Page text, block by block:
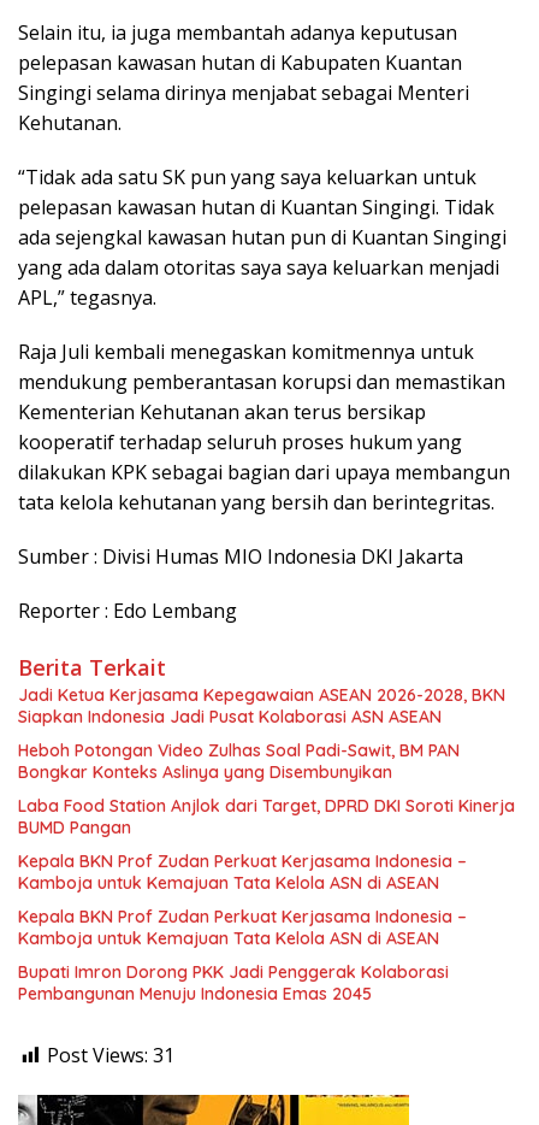
Selain itu, ia juga membantah adanya keputusan
pelepasan kawasan hutan di Kabupaten Kuantan
Singingi selama dirinya menjabat sebagai Menteri
Kehutanan.
“Tidak ada satu SK pun yang saya keluarkan untuk
pelepasan kawasan hutan di Kuantan Singingi. Tidak
ada sejengkal kawasan hutan pun di Kuantan Singingi
yang ada dalam otoritas saya saya keluarkan menjadi
APL,” tegasnya.
Raja Juli kembali menegaskan komitmennya untuk
mendukung pemberantasan korupsi dan memastikan
Kementerian Kehutanan akan terus bersikap
kooperatif terhadap seluruh proses hukum yang
dilakukan KPK sebagai bagian dari upaya membangun
tata kelola kehutanan yang bersih dan berintegritas.
Sumber : Divisi Humas MIO Indonesia DKI Jakarta
Reporter : Edo Lembang
Berita Terkait
Jadi Ketua Kerjasama Kepegawaian ASEAN 2026-2028, BKN
Siapkan Indonesia Jadi Pusat Kolaborasi ASN ASEAN
Heboh Potongan Video Zulhas Soal Padi-Sawit, BM PAN
Bongkar Konteks Aslinya yang Disembunyikan
Laba Food Station Anjlok dari Target, DPRD DKI Soroti Kinerja
BUMD Pangan
Kepala BKN Prof Zudan Perkuat Kerjasama Indonesia –
Kamboja untuk Kemajuan Tata Kelola ASN di ASEAN
Kepala BKN Prof Zudan Perkuat Kerjasama Indonesia –
Kamboja untuk Kemajuan Tata Kelola ASN di ASEAN
Bupati Imron Dorong PKK Jadi Penggerak Kolaborasi
Pembangunan Menuju Indonesia Emas 2045
Post Views: 31